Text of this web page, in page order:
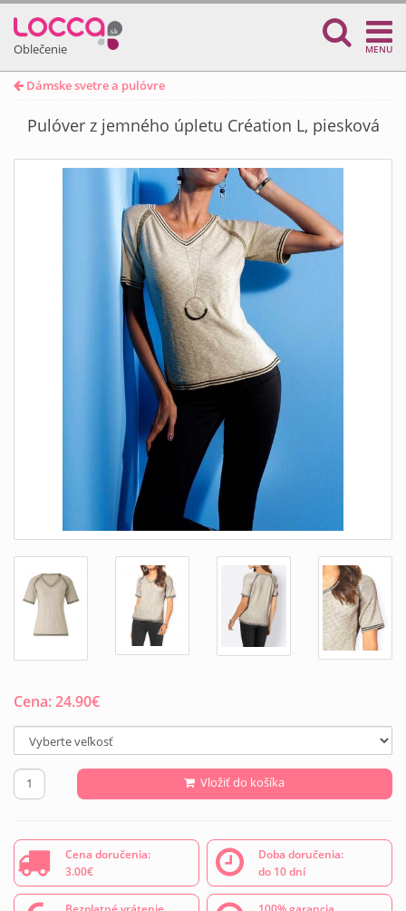
Oblečenie MENU
Dámske svetre a pulóvre
Pulóver z jemného úpletu Création L, piesková
Cena:24.90€
Vložiť do košíka
Cena doručenia:
3.00€
Doba doručenia:
do 10 dní